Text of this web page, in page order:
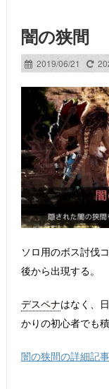
闇の狭間
2019/06/21
ソロ用のボス討伐
後から出現する。
デスペナはなく、
かりの初心者でも
闇の狭間の詳細記事